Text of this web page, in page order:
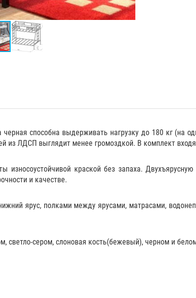
черная способна выдерживать нагрузку до 180 кг (на
из ЛДСП выглядит менее громоздкой. В комплект
износоустойчивой краской без запаха.
и качестве.
ярус, полками между ярусами, матрасами,
светло-сером, слоновая кость(бежевый), черном и